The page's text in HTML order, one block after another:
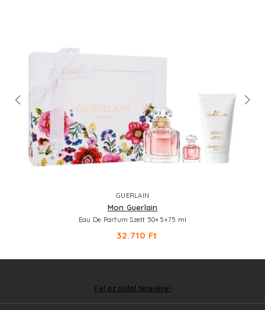
GUERLAIN
Mon Guerlain
Eau De Parfum Szett 50+5+75 ml
32.710 Ft
Fel az oldal tetejére!